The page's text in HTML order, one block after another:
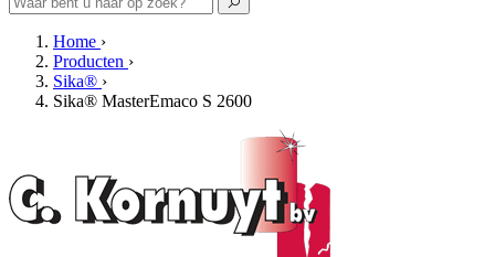
Home ›
Producten ›
Sika® ›
Sika® MasterEmaco S 2600